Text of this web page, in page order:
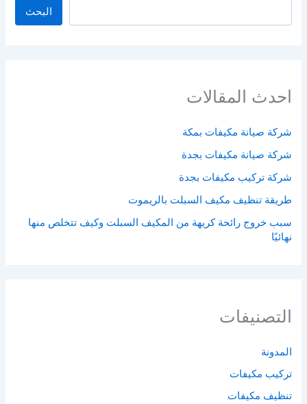
البحث
احدث المقالات
شركة صيانة مكيفات بمكة
شركة صيانة مكيفات بجدة
شركة تركيب مكيفات بجدة
طريقة تنظيف مكيف السبلت بالريموت
سبب خروج رائحة كريهة من المكيف السبلت وكيف تتخلص منها
نهائيًا
التصنيفات
المدونة
تركيب مكيفات
تنظيف مكيفات